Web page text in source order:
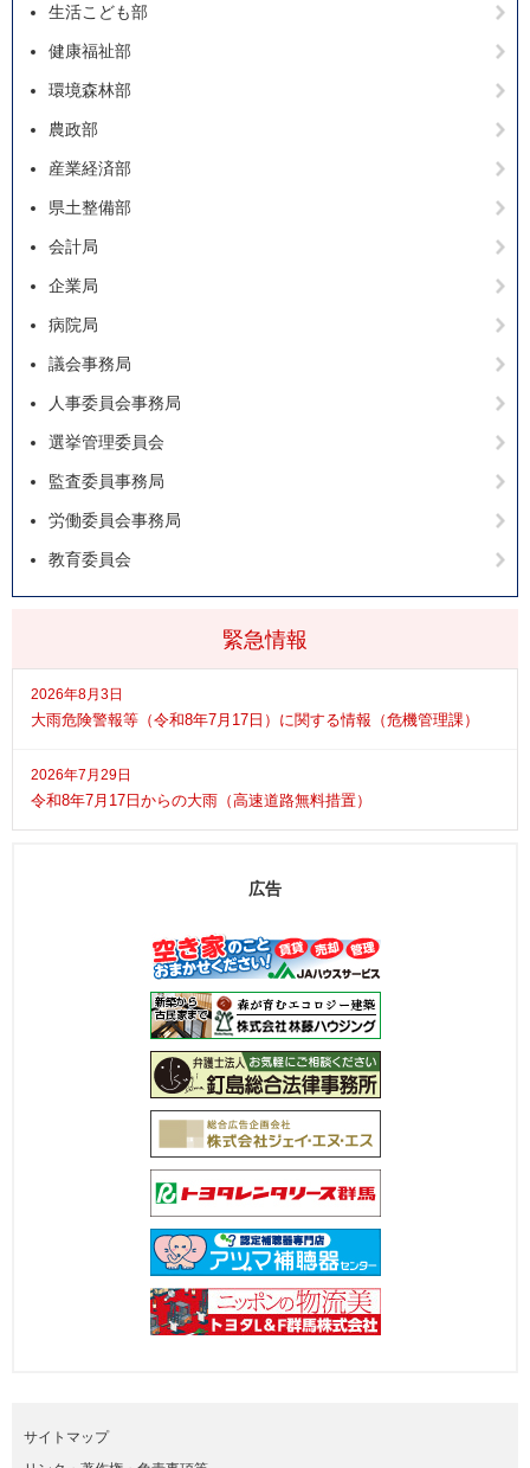
緊急情報
2026年8月3日
大雨危険警報等（令和8年7月17日）に関する情報（危機管理課）
2026年7月29日
令和8年7月17日からの大雨（高速道路無料措置）
生活こども部
健康福祉部
環境森林部
農政部
産業経済部
県土整備部
会計局
企業局
病院局
議会事務局
人事委員会事務局
選挙管理委員会
監査委員事務局
労働委員会事務局
教育委員会
広告
サイトマップ